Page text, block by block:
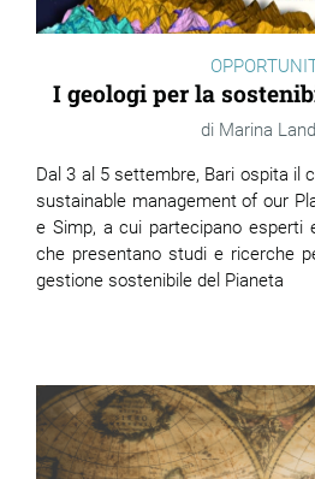
I geologi per la
Marina
Dal 3 al 5 settembre, Bari ospita il
sustainable management of our
e Simp, a cui partecipano esperti
che presentano studi e ricerche
gestione sostenibile del Pianeta